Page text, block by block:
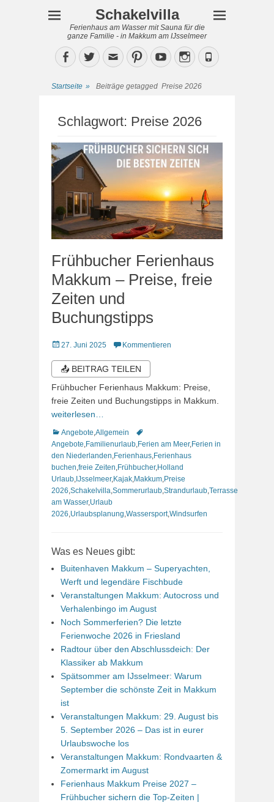
Schakelvilla
Ferienhaus am Wasser mit Sauna für die
ganze Familie - in Makkum am IJsselmeer
Facebook
TwitterEmailPinterestYouTubeInstagram
Phone
Startseite » Beiträge getagged Preise 2026
Schlagwort: Preise 2026
Frühbucher Ferienhaus
Makkum – Preise, freie
Zeiten und
Buchungstipps
Veröffentlicht
27. Juni 2025 Kommentieren
📤 BEITRAG TEILEN
Frühbucher Ferienhaus Makkum: Preise,
freie Zeiten und Buchungstipps in Makkum.
weiterlesen…
Kategorien
Angebote Allgemein
Schlagworte
Angebote Familienurlaub Ferien am Meer, Ferien in
den Niederlanden Ferienhaus Ferienhaus
buchen freie Zeiten Frühbucher, Holland
Urlaub IJsselmeer, Kajak Makkum Preise
2026 Schakelvilla Sommerurlaub Strandurlaub Terrasse
am Wasser, Urlaub
2026 Urlaubsplanung Wassersport,Windsurfen
Was es Neues gibt:
Buitenhaven Makkum – Superyachten,
Werft und legendäre Fischbude
Veranstaltungen Makkum: Autocross und
Verhalenbingo im August
Noch Sommerferien? Die letzte
Ferienwoche 2026 in Friesland
Radtour über den Abschlussdeich: Der
Klassiker ab Makkum
Spätsommer am IJsselmeer: Warum
September die schönste Zeit in Makkum
ist
Veranstaltungen Makkum: 29. August bis
5. September 2026 – Das ist in eurer
Urlaubswoche los
Veranstaltungen Makkum: Rondvaarten &
Zomermarkt im August
Ferienhaus Makkum Preise 2027 –
Frühbucher sichern die Top-Zeiten |